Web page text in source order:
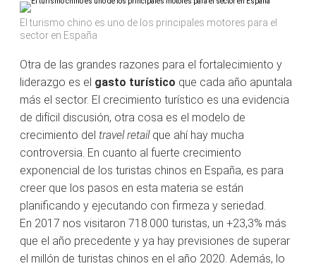
El turismo chino es uno de los principales motores para el
sector en España
Otra de las grandes razones para el fortalecimiento y
liderazgo es el gasto turístico que cada año apuntala
más el sector. El crecimiento turístico es una evidencia
de difícil discusión, otra cosa es el modelo de
crecimiento del travel retailque ahí hay mucha
controversia. En cuanto al fuerte crecimiento
exponencial de los turistas chinos en España, es para
creer que los pasos en esta materia se están
planificando y ejecutando con firmeza y seriedad.
En 2017 nos visitaron 718.000 turistas, un +23,3% más
que el año precedente y ya hay previsiones de superar
el millón de turistas chinos en el año 2020. Además, lo